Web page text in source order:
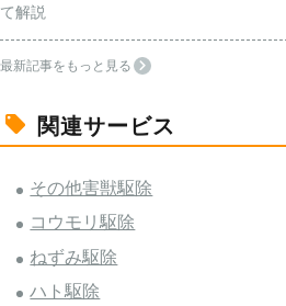
て解説
最新記事をもっと見る
関連サービス
その他害獣駆除
コウモリ駆除
ねずみ駆除
ハト駆除